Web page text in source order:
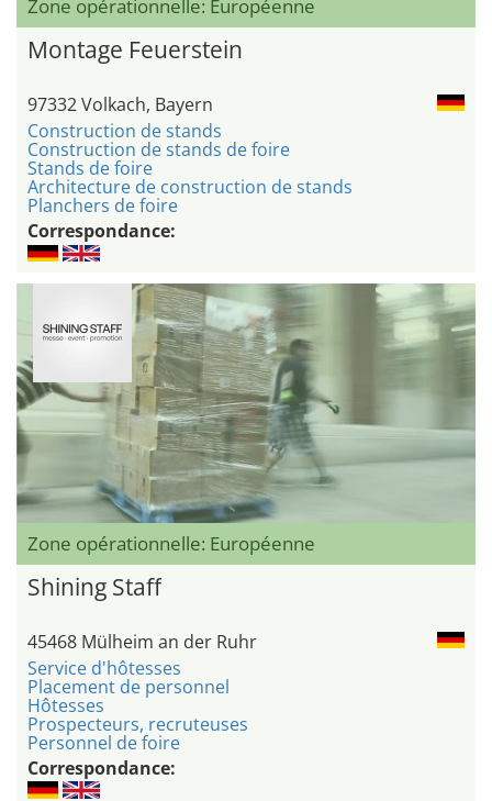
Zone opérationnelle: Européenne
Montage Feuerstein
97332 Volkach, Bayern
Construction de stands
Construction de stands de foire
Stands de foire
Architecture de construction de stands
Planchers de foire
Correspondance:
Zone opérationnelle: Européenne
Shining Staff
45468 Mülheim an der Ruhr
Service d'hôtesses
Placement de personnel
Hôtesses
Prospecteurs, recruteuses
Personnel de foire
Correspondance: